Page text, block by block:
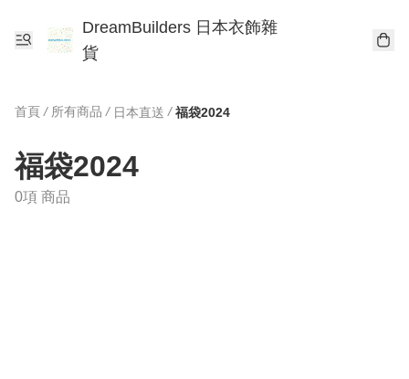
DreamBuilders 日本衣飾雜
貨
首頁 / 所有商品 / 日本直送 / 福袋2024
福袋2024
0項 商品